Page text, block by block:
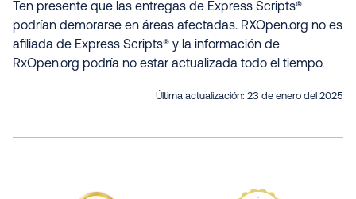
Ten presente que las entregas de Express Scripts®
podrían demorarse en áreas afectadas. RXOpen.org no es
afiliada de Express Scripts® y la información de
RxOpen.org podría no estar actualizada todo el tiempo.
Última actualización: 23 de enero del 2025